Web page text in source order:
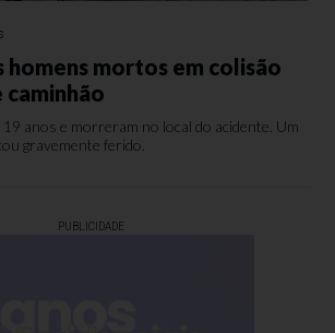
mortos em colisão
anos e morreram no local do acidente. Um
gravemente ferido.
PUBLICIDADE